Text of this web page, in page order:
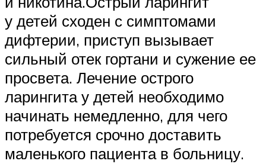
у детей сходен с симптомами
дифтерии, приступ вызывает
сильный отек гортани и сужение ее
просвета. Лечение острого
ларингита у детей необходимо
начинать немедленно, для чего
потребуется срочно доставить
маленького пациента в больницу.